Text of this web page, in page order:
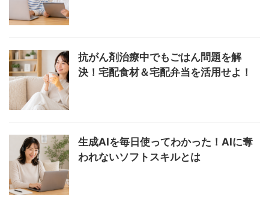
抗がん剤治療中でもごはん問題を解
決！宅配食材＆宅配弁当を活用せよ！
生成AIを毎日使ってわかった！AIに奪
われないソフトスキルとは